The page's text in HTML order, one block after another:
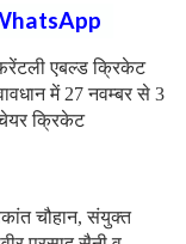
एबल्ड क्रिकेट
में 27 नवम्बर से 3
क्रिकेट
चौहान, संयुक्त